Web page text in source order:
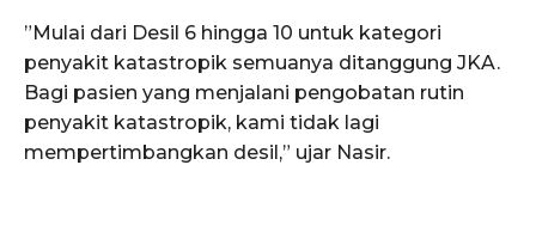
​”Mulai dari Desil 6 hingga 10 untuk kategori
penyakit katastropik semuanya ditanggung JKA.
Bagi pasien yang menjalani pengobatan rutin
penyakit katastropik, kami tidak lagi
mempertimbangkan desil,” ujar Nasir.